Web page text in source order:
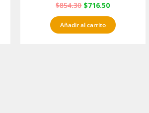
$854.30 $716.50
Añadir al carrito